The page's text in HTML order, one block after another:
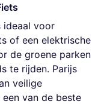
ideaal voor
of een elektrische
de groene parken
te rijden. Parijs
veilige
van de beste